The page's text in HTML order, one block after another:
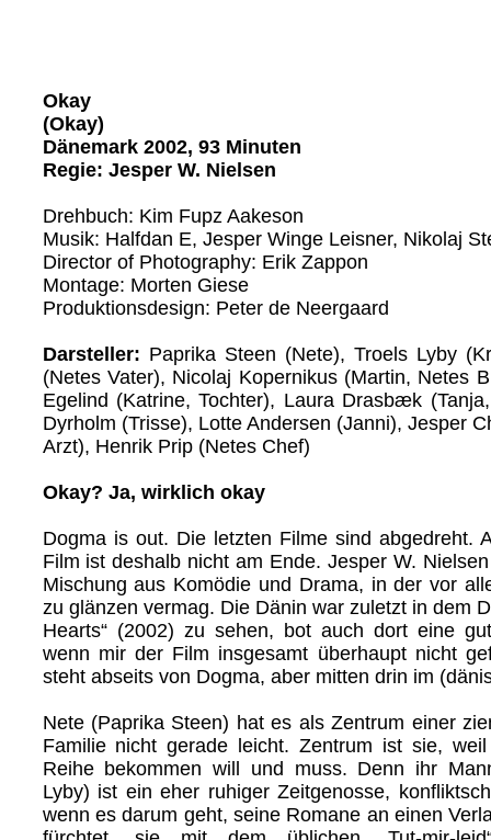
Okay
(Okay)
Dänemark 2002, 93 Minuten
Regie: Jesper W. Nielsen
Drehbuch: Kim Fupz Aakeson
Musik: Halfdan E, Jesper Winge Leisner, Nikolaj
Director of Photography: Erik Zappon
Montage: Morten Giese
Produktionsdesign: Peter de Neergaard
Darsteller: Paprika Steen (Nete), Troels Lyby
(Netes Vater), Nicolaj Kopernikus (Martin, Netes
Egelind (Katrine, Tochter), Laura Drasbæk
Dyrholm (Trisse), Lotte Andersen (Janni), Jesper
Arzt), Henrik Prip (Netes Chef)
Okay? Ja, wirklich okay
Dogma is out. Die letzten Filme sind abgedreht.
Film ist deshalb nicht am Ende. Jesper W.
Mischung aus Komödie und Drama, in der vor
zu glänzen vermag. Die Dänin war zuletzt in dem
Hearts“ (2002) zu sehen, bot auch dort eine
wenn mir der Film insgesamt überhaupt nicht
steht abseits von Dogma, aber mitten drin im
Nete (Paprika Steen) hat es als Zentrum einer
Familie nicht gerade leicht. Zentrum ist sie,
Reihe bekommen will und muss. Denn ihr
Lyby) ist ein eher ruhiger Zeitgenosse,
wenn es darum geht, seine Romane an einen